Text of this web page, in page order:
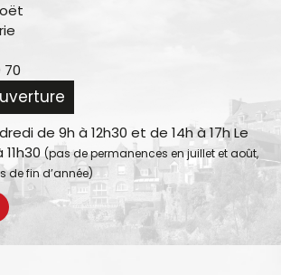
70
de 9h à 12h30 et de 14h à 17h Le
(pas de permanences en juillet et août,
de fin d’année)